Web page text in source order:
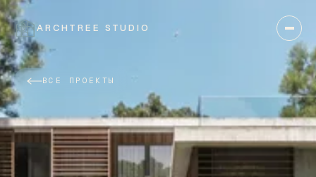
ARCHTREE STUDIO
ЗАКРЫТЬ
ВСЕ ПРОЕКТЫ